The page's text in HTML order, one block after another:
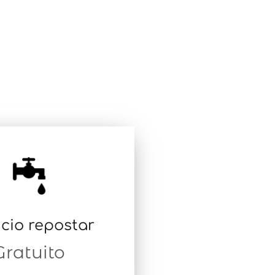
repostar